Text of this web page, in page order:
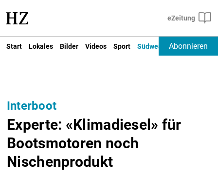
Start Lokales Bilder Videos Sport Südwest Deutschland
Abonnieren
Interboot
Experte: «Klimadiesel» für
Bootsmotoren noch
Nischenprodukt